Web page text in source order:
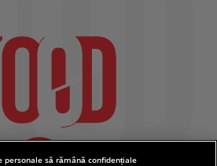
personale să rămână confidențiale